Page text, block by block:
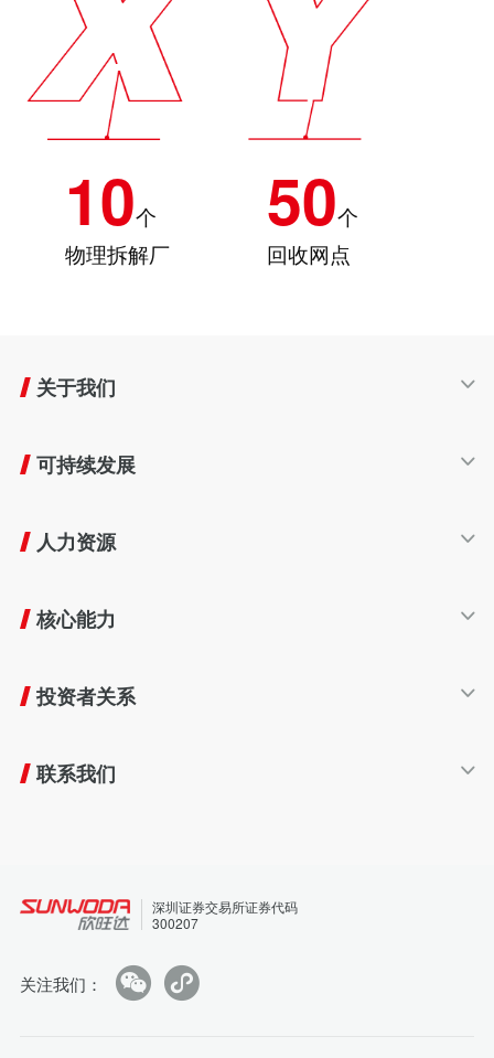
10个
物理拆解厂
50个
回收网点
关于我们
发展历程
企业文化
可持续发展
生命周期
责任商业
报告与政策
人力资源
员工福利
工作环境
加入我们
核心能力
工业互联网技术
质量管理
投资者关系
联系我们
申诉渠道
深圳证券交易所证券代码
300207
关注我们：